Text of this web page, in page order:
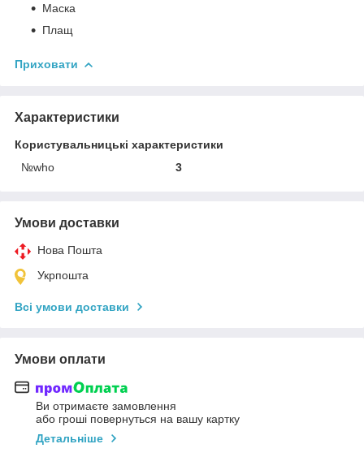
Маска
Плащ
Приховати
Характеристики
Користувальницькі характеристики
№who
3
Умови доставки
Нова Пошта
Укрпошта
Всі умови доставки
Умови оплати
Ви отримаєте замовлення
або гроші повернуться на вашу картку
Детальніше